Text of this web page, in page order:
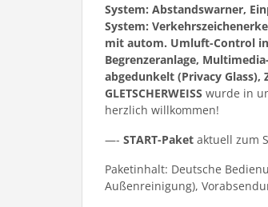
System: Abstandswarner,
System:
mit autom. Umluft-Control
Begrenzeranlage,
abgedunkelt (Privacy Glass),
GLETSCHERWEISS wurde in
herzlich willkommen!
—- START-Paket aktuell zum
Paketinhalt: Deutsche
Außenreinigung),